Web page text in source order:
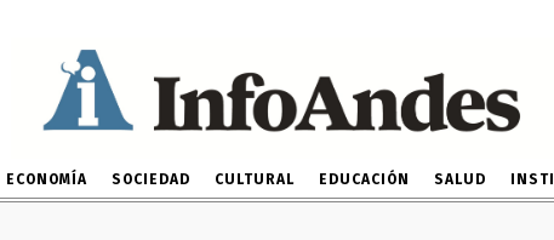
ECONOMÍA SOCIEDAD CULTURAL EDUCACIÓN SALUD